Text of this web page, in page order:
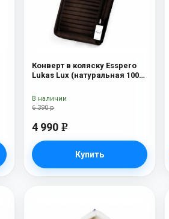
Конверт в коляску Esspero
Lukas Lux (натуральная 100%
6 390 р
4 990 e
Купить
В наличии